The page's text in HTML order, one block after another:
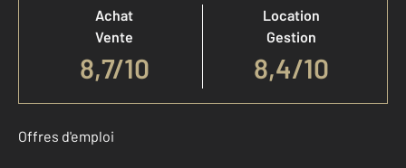
Achat
Vente
8,7/10
Location
Gestion
8,4/10
Offres d'emploi